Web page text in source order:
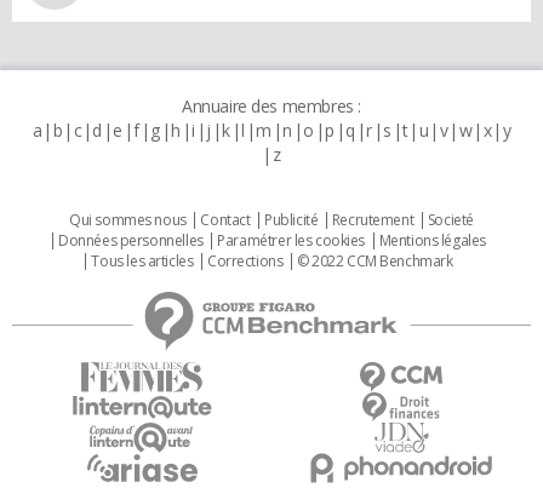
Annuaire des membres :
a b c d e f g h i j k l m n o p q r s t u v w x y
z
Qui sommes nous Contact Publicité Recrutement
Societé
Données personnelles
Paramétrer les cookies
Mentions légales
Tous les articles
Corrections © 2022 CCM Benchmark